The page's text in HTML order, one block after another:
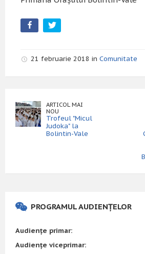
21 februarie 2018 in Comunitate
ARTICOL MAI
NOU
Trofeul "Micul
Judoka" la
Bolintin-Vale
PROGRAMUL AUDIENȚELOR
Audiențe primar:
Audiențe viceprimar: